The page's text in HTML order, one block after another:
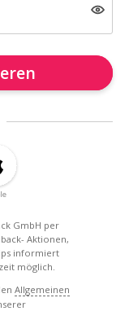
GmbH per
Aktionen,
informiert
möglich.
Allgemeinen